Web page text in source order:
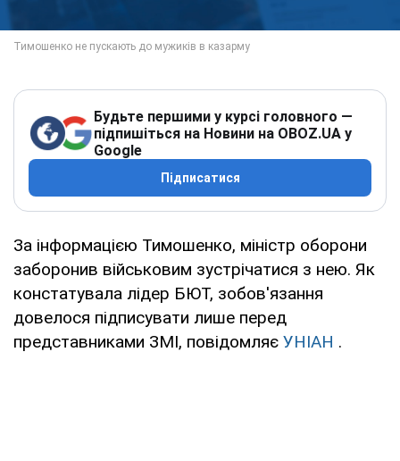
Будьте першими у курсі головного —
підпишіться на Новини на OBOZ.UA у
Google
Підписатися
За інформацією Тимошенко, міністр оборони
заборонив військовим зустрічатися з нею. Як
констатувала лідер БЮТ, зобов'язання
довелося підписувати лише перед
представниками ЗМІ, повідомляє УНІАН .